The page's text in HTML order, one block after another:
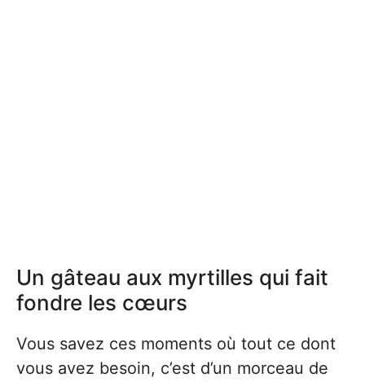
Un gâteau aux myrtilles qui fait
fondre les cœurs
Vous savez ces moments où tout ce dont
vous avez besoin, c’est d’un morceau de